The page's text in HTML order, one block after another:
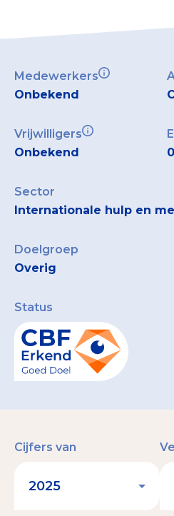
Over het CBF
Veelgestelde vragen
Register Erkende
Medewerkers
Onbekend
Vrijwilligers
Onbekend
Sector
Internationale hulp en
Doelgroep
Overig
Status
Cijfers van